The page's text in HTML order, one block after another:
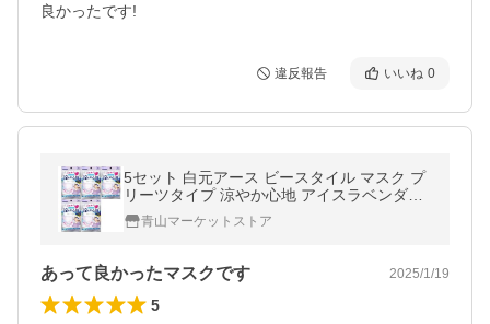
良かったです!
違反報告 いいね 0
5セット 白元アース ビースタイル マスク プ
リーツタイプ 涼やか心地 アイスラベンダー
5枚 2430-5
青山マーケットストア
あって良かったマスクです 2025/1/19
5